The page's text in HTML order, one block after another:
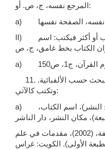
المرجع نفسه، ﺝ، ﺹ. أو:
II) إذا ورد وقد فصل بينهما كتاب أو أكثر فيكتب: اسم
11. ترتب المصادر والمراجع في نهاية البحث حسب الألفبائية.
وتكتب كالآتي:
a) اسم الشهرة، اسم المؤلف، (تاريخ النشر)، اسم الكتاب،
مثاله: التميمي، محمد بن خليفة، (2002)، مقدمات في علم